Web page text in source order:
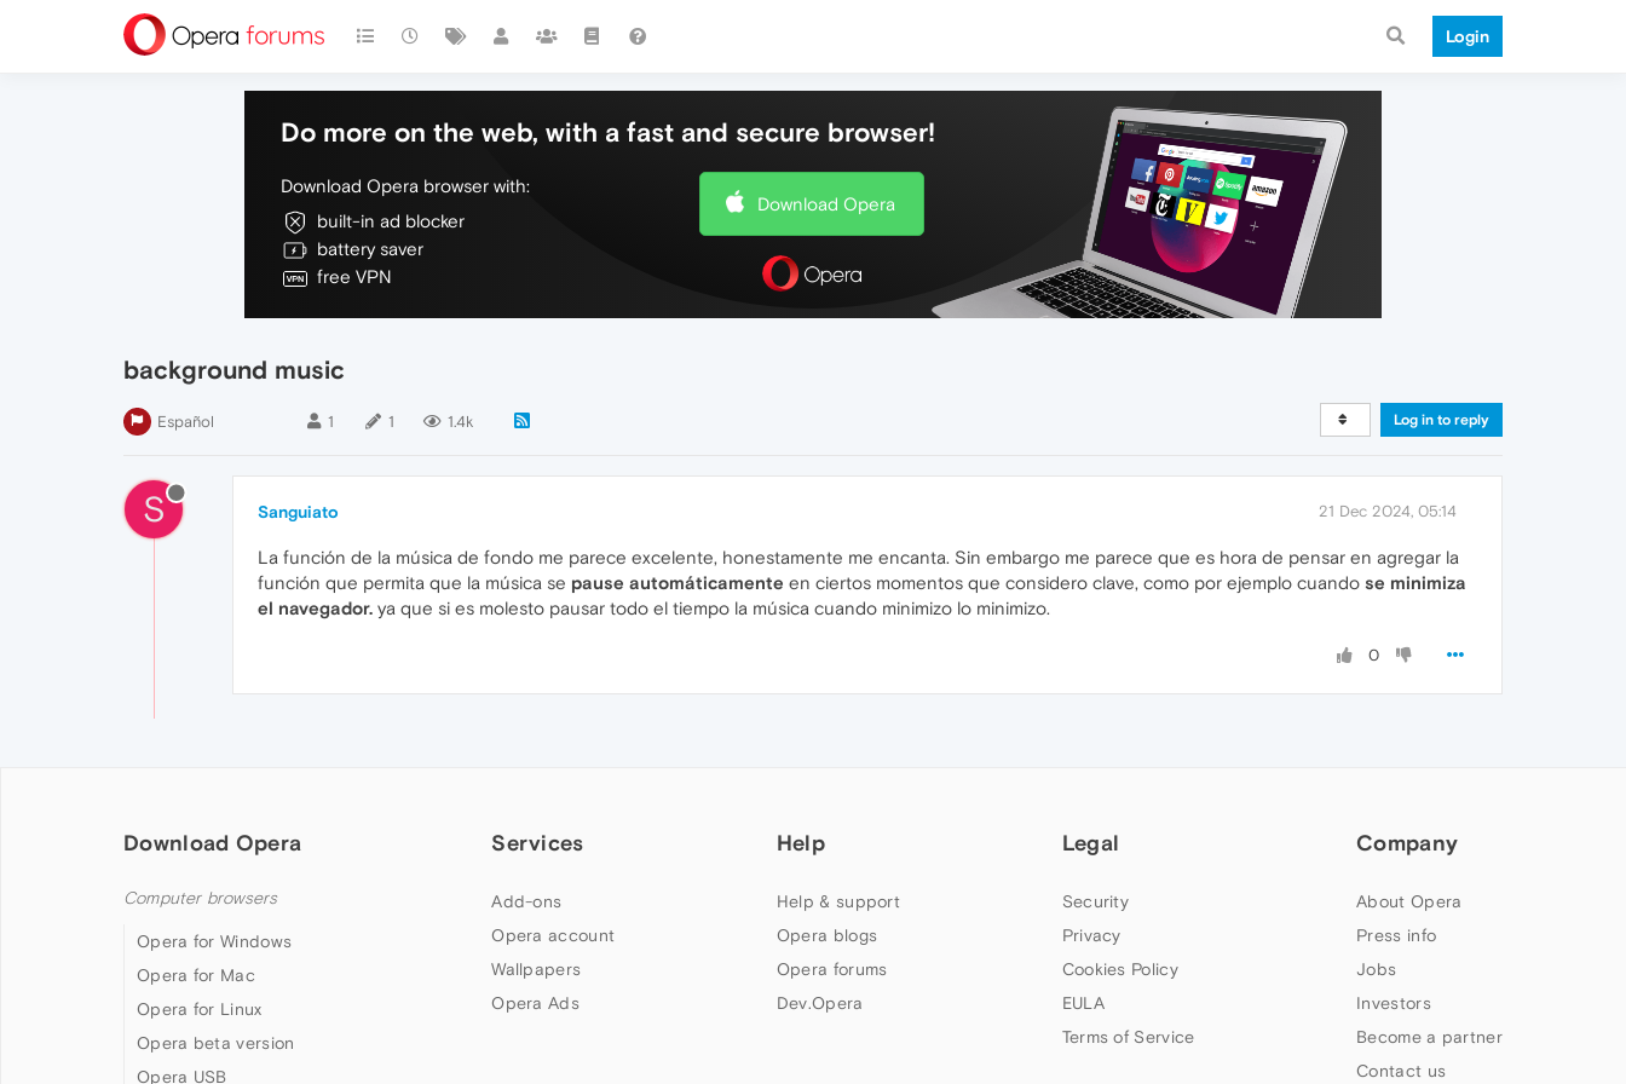
Login
Do more on the web, with a fast and secure browser!
Download Opera browser with:
built-in ad blocker
battery saver
free VPN
Download Opera
background music
Español 1 1 1.4k Log in to reply
S Sanguiato 21 Dec 2024, 05:14
La función de la música de fondo me parece excelente, honestamente me encanta. Sin embargo me parece que es hora de pensar en agregar la
función que permita que la música se pause automáticamente en ciertos momentos que considero clave, como por ejemplo cuando se minimiza
el navegador. ya que si es molesto pausar todo el tiempo la música cuando minimizo lo minimizo.
0
Download Opera
Computer browsers
Opera for Windows
Opera for Mac
Opera for Linux
Opera beta version
Opera USB
Services
Add-ons
Opera account
Wallpapers
Opera Ads
Help
Help & support
Opera blogs
Opera forums
Dev.Opera
Legal
Security
Privacy
Cookies Policy
EULA
Terms of Service
Company
About Opera
Press info
Jobs
Investors
Become a partner
Contact us